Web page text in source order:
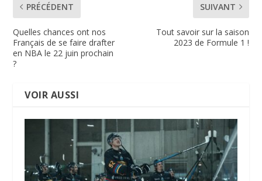
PRÉCÉDENT
Quelles chances ont nos
Français de se faire drafter
en NBA le 22 juin prochain
?
SUIVANT
Tout savoir sur la saison
2023 de Formule 1 !
VOIR AUSSI